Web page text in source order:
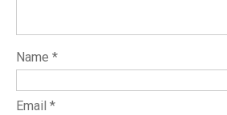
Name *
Email *